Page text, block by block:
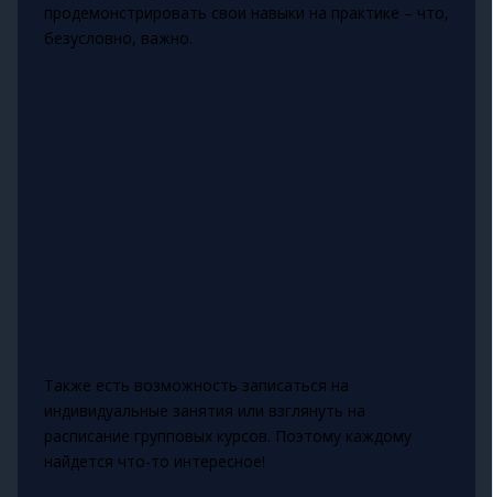
продемонстрировать свои навыки на практике – что,
безусловно, важно.
Также есть возможность записаться на
индивидуальные занятия или взглянуть на
расписание групповых курсов. Поэтому каждому
найдется что-то интересное!